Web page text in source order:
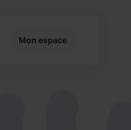
Mon espace